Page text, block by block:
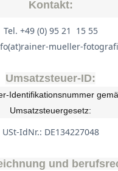
Kontakt:
Tel. +49 (0) 95 21 15 55
mueller-
Umsatzsteuer-ID:
Identifikationsnummer
Umsatzsteuergesetz:
USt-IdNr.: DE134227048
und